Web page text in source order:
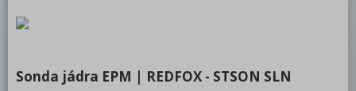
Chlazení
Sonda jádra EPM | REDFOX - STSON SLN